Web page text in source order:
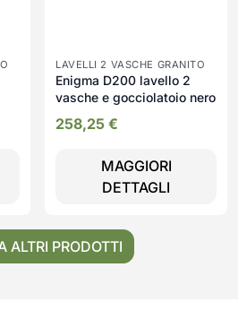
LAVELLI 2 VASCHE GRANITO
Enigma D200 lavello 2
vasche e gocciolatoio nero
258,25 €
MAGGIORI
DETTAGLI
ALTRI PRODOTTI